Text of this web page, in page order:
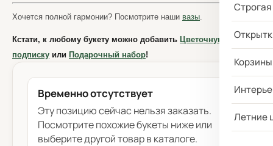
Летние
Хочется полной гармонии? Посмотрите наши вазы.
Кстати, к любому букету можно добавить Цветочную
подписку или Подарочный набор!
Временно отсутствует
Эту позицию сейчас нельзя заказать.
Посмотрите похожие букеты ниже или
выберите другой товар в каталоге.